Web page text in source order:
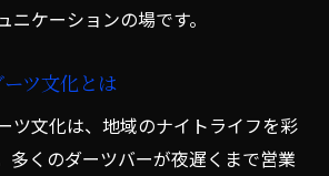
デート東京都大田区のおすすめ
適な大田区のダーツバー紹介
でのデートを成功させるポイン
ケーションの場です。
ツ文化とは
ツ文化は、地域のナイトライフを彩
多くのダーツバーが夜遅くまで営業